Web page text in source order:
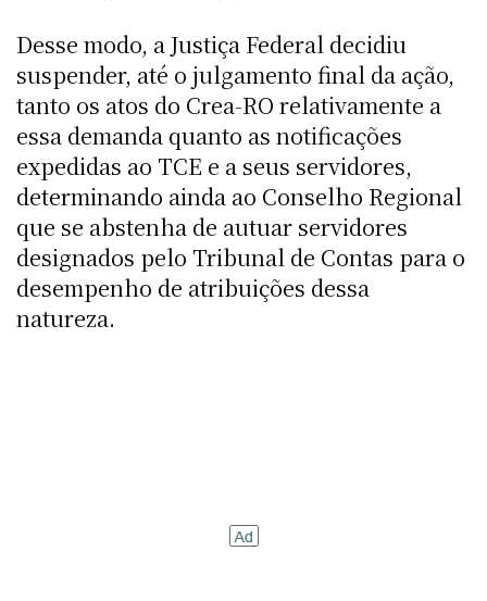
Desse modo, a Justiça Federal decidiu
suspender, até o julgamento final da ação,
tanto os atos do Crea-RO relativamente a
essa demanda quanto as notificações
expedidas ao TCE e a seus servidores,
determinando ainda ao Conselho Regional
que se abstenha de autuar servidores
designados pelo Tribunal de Contas para o
desempenho de atribuições dessa
natureza.